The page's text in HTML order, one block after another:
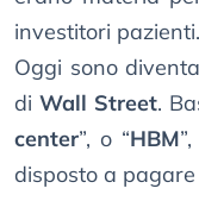
investitori pazienti.
Oggi sono
diWall Street.
center”, o “HBM
disposto a